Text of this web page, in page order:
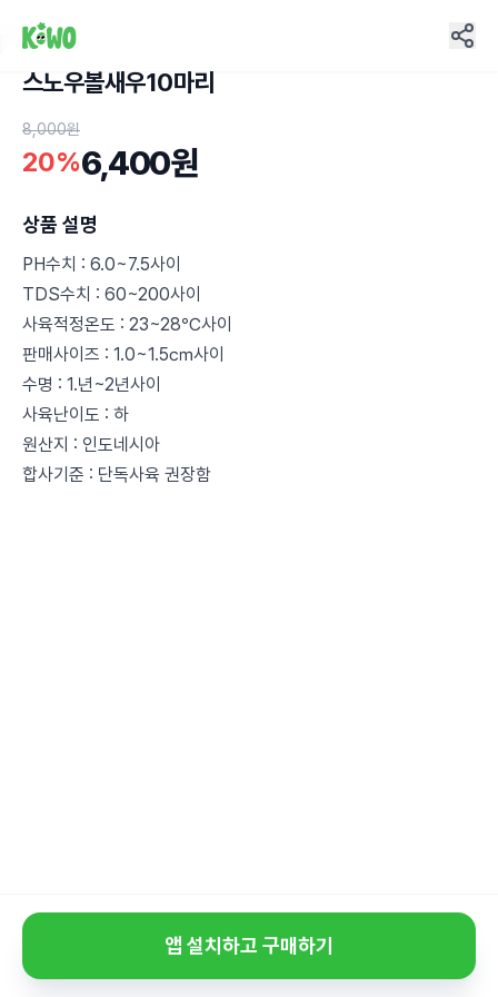
스노우볼새우10마리
8,000원
20%6,400원
상품 설명
PH수치 : 6.0~7.5사이
TDS수치 : 60~200사이
사육적정온도 : 23~28℃사이
판매사이즈 : 1.0~1.5㎝사이
수명 : 1.년~2년사이
사육난이도 : 하
원산지 : 인도네시아
합사기준 : 단독사육 권장함
앱 설치하고 구매하기